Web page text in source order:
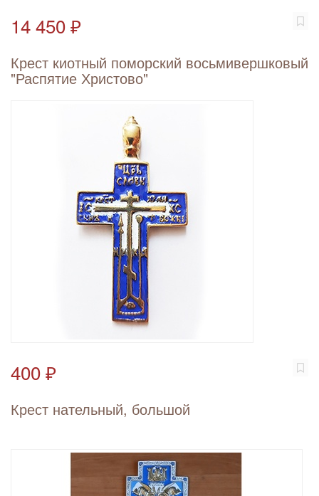
14 450 ₽
Крест киотный поморский восьмивершковый
"Распятие Христово"
400 ₽
Крест нательный, большой